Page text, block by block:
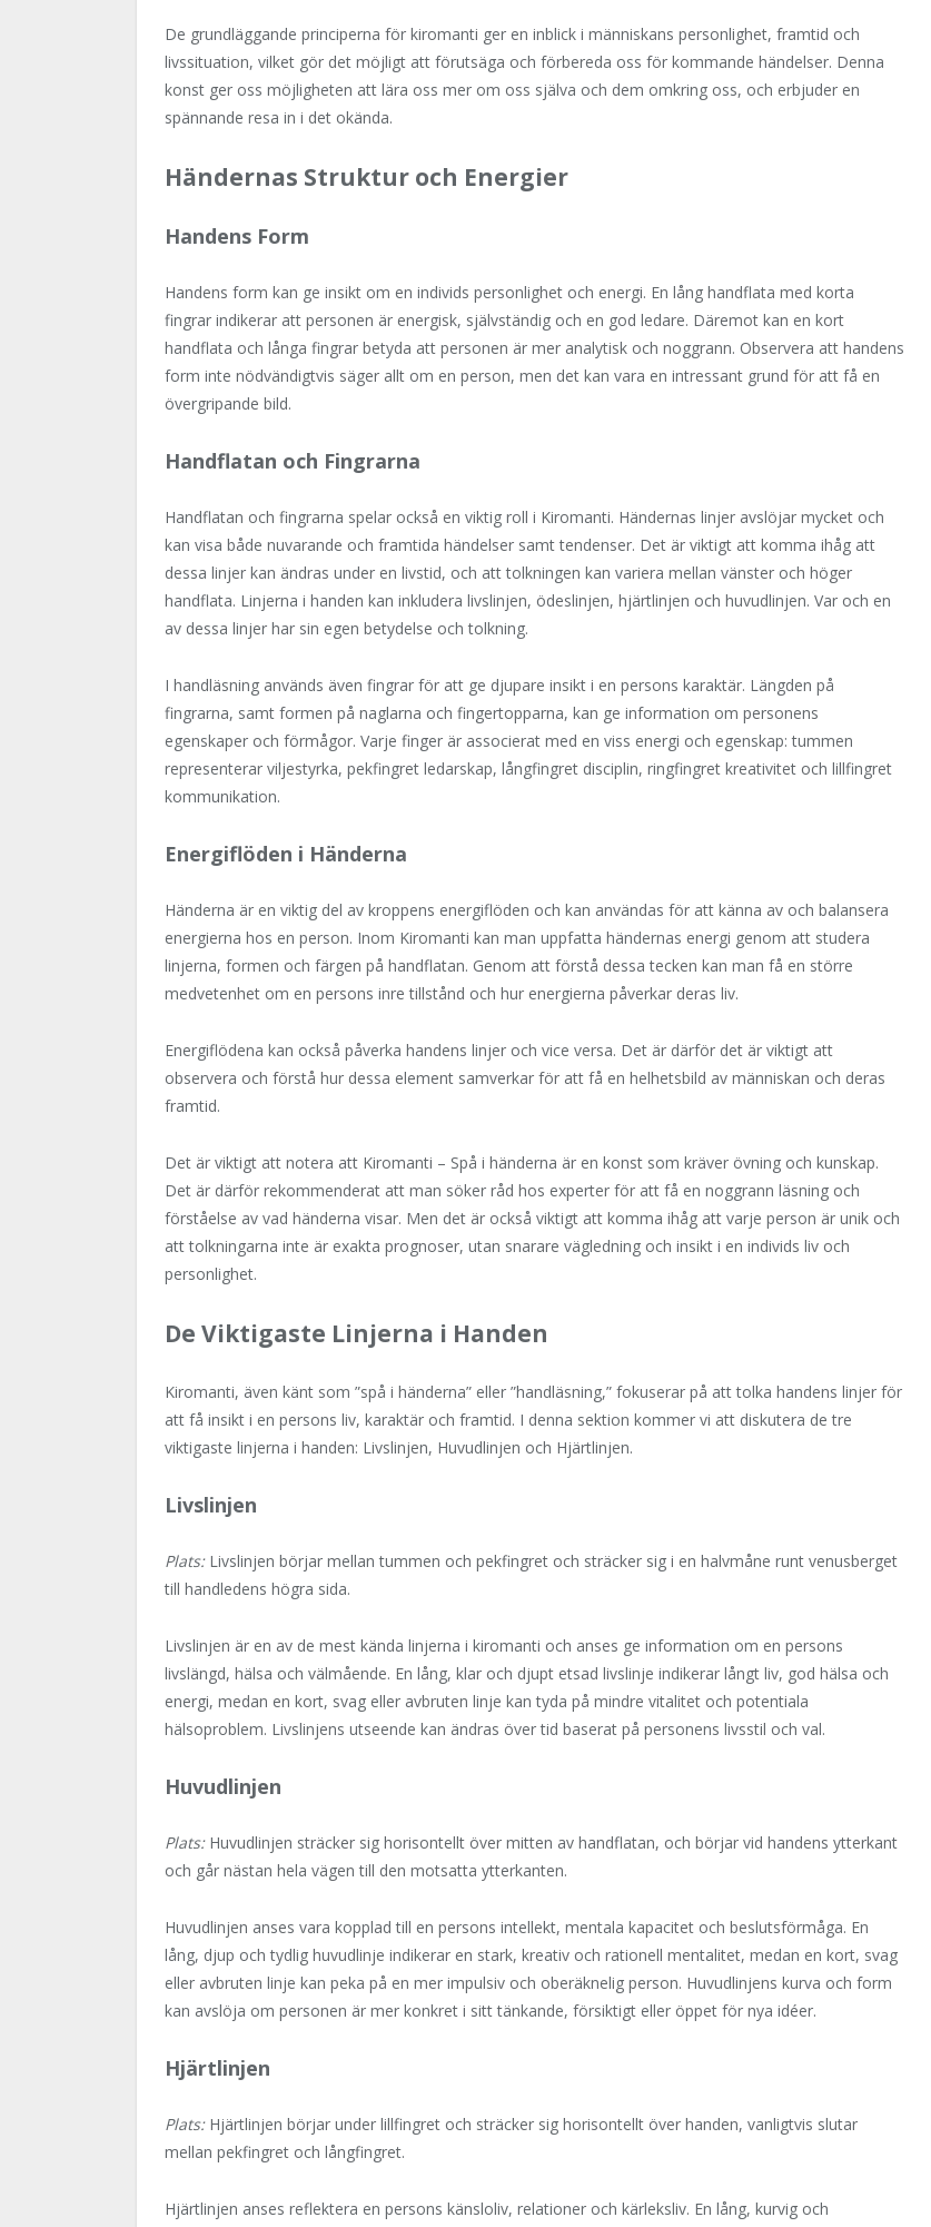
De grundläggande principerna för kiromanti ger en inblick i människans personlighet, framtid och
livssituation, vilket gör det möjligt att förutsäga och förbereda oss för kommande händelser. Denna
konst ger oss möjligheten att lära oss mer om oss själva och dem omkring oss, och erbjuder en
spännande resa in i det okända.
Händernas Struktur och Energier
Handens Form
Handens form kan ge insikt om en individs personlighet och energi. En lång handflata med korta
fingrar indikerar att personen är energisk, självständig och en god ledare. Däremot kan en kort
handflata och långa fingrar betyda att personen är mer analytisk och noggrann. Observera att handens
form inte nödvändigtvis säger allt om en person, men det kan vara en intressant grund för att få en
övergripande bild.
Handflatan och Fingrarna
Handflatan och fingrarna spelar också en viktig roll i Kiromanti. Händernas linjer avslöjar mycket och
kan visa både nuvarande och framtida händelser samt tendenser. Det är viktigt att komma ihåg att
dessa linjer kan ändras under en livstid, och att tolkningen kan variera mellan vänster och höger
handflata. Linjerna i handen kan inkludera livslinjen, ödeslinjen, hjärtlinjen och huvudlinjen. Var och en
av dessa linjer har sin egen betydelse och tolkning.
I handläsning används även fingrar för att ge djupare insikt i en persons karaktär. Längden på
fingrarna, samt formen på naglarna och fingertopparna, kan ge information om personens
egenskaper och förmågor. Varje finger är associerat med en viss energi och egenskap: tummen
representerar viljestyrka, pekfingret ledarskap, långfingret disciplin, ringfingret kreativitet och lillfingret
kommunikation.
Energiflöden i Händerna
Händerna är en viktig del av kroppens energiflöden och kan användas för att känna av och balansera
energierna hos en person. Inom Kiromanti kan man uppfatta händernas energi genom att studera
linjerna, formen och färgen på handflatan. Genom att förstå dessa tecken kan man få en större
medvetenhet om en persons inre tillstånd och hur energierna påverkar deras liv.
Energiflödena kan också påverka handens linjer och vice versa. Det är därför det är viktigt att
observera och förstå hur dessa element samverkar för att få en helhetsbild av människan och deras
framtid.
Det är viktigt att notera att Kiromanti – Spå i händerna är en konst som kräver övning och kunskap.
Det är därför rekommenderat att man söker råd hos experter för att få en noggrann läsning och
förståelse av vad händerna visar. Men det är också viktigt att komma ihåg att varje person är unik och
att tolkningarna inte är exakta prognoser, utan snarare vägledning och insikt i en individs liv och
personlighet.
De Viktigaste Linjerna i Handen
Kiromanti, även känt som ”spå i händerna” eller ”handläsning,” fokuserar på att tolka handens linjer för
att få insikt i en persons liv, karaktär och framtid. I denna sektion kommer vi att diskutera de tre
viktigaste linjerna i handen: Livslinjen, Huvudlinjen och Hjärtlinjen.
Livslinjen
Plats:Livslinjen börjar mellan tummen och pekfingret och sträcker sig i en halvmåne runt venusberget
till handledens högra sida.
Livslinjen är en av de mest kända linjerna i kiromanti och anses ge information om en persons
livslängd, hälsa och välmående. En lång, klar och djupt etsad livslinje indikerar långt liv, god hälsa och
energi, medan en kort, svag eller avbruten linje kan tyda på mindre vitalitet och potentiala
hälsoproblem. Livslinjens utseende kan ändras över tid baserat på personens livsstil och val.
Huvudlinjen
Plats:Huvudlinjen sträcker sig horisontellt över mitten av handflatan, och börjar vid handens ytterkant
och går nästan hela vägen till den motsatta ytterkanten.
Huvudlinjen anses vara kopplad till en persons intellekt, mentala kapacitet och beslutsförmåga. En
lång, djup och tydlig huvudlinje indikerar en stark, kreativ och rationell mentalitet, medan en kort, svag
eller avbruten linje kan peka på en mer impulsiv och oberäknelig person. Huvudlinjens kurva och form
kan avslöja om personen är mer konkret i sitt tänkande, försiktigt eller öppet för nya idéer.
Hjärtlinjen
Plats:Hjärtlinjen börjar under lillfingret och sträcker sig horisontellt över handen, vanligtvis slutar
mellan pekfingret och långfingret.
Hjärtlinjen anses reflektera en persons känsloliv, relationer och kärleksliv. En lång, kurvig och